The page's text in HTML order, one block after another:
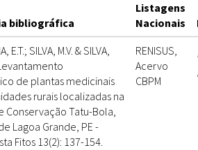
bibliográfica
Listagens
Nacionais
E.T.; SILVA, M.V. & SILVA,
de plantas medicinais
rurais localizadas na
Conservação Tatu-Bola,
Lagoa Grande, PE -
Fitos 13(2): 137-154.
RENISUS,
Acervo
CBPM